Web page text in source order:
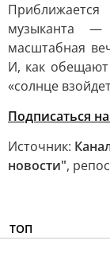
музыканта —
масштабная
И, как обещают
«солнце
Подписаться
Источник:
новости",
ТОП